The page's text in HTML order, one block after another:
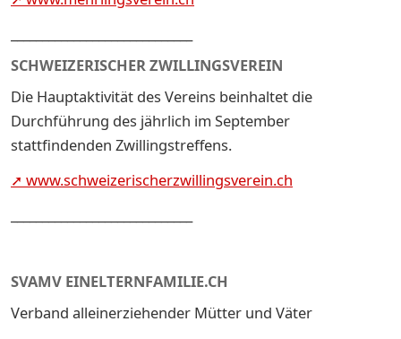
SCHWEIZERISCHER ZWILLINGSVEREIN
Die Hauptaktivität des Vereins beinhaltet die
Durchführung des jährlich im September
stattfindenden Zwillingstreffens.
➚ www.schweizerischerzwillingsverein.ch
SVAMV EINELTERNFAMILIE.CH
Verband alleinerziehender Mütter und Väter